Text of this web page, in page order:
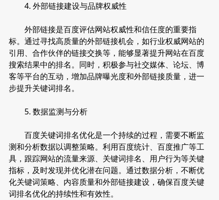
4. 外部链接建设与品牌权威性
外部链接是百度评估网站权威性和信任度的重要指
标。通过寻找高质量的外部链接机会，如行业权威网站的
引用、合作伙伴的链接交换等，能够显著提升网站在百度
搜索结果中的排名。同时，积极参与社交媒体、论坛、博
客等平台的互动，增加品牌曝光度和外部链接质量，进一
步提升关键词排名。
5. 数据监测与分析
百度关键词排名优化是一个持续的过程，需要不断监
测和分析数据以调整策略。利用百度统计、百度推广等工
具，跟踪网站的流量来源、关键词排名、用户行为等关键
指标，及时发现并优化潜在问题。通过数据分析，不断优
化关键词策略、内容质量和外部链接建设，确保百度关键
词排名优化的持续性和有效性。